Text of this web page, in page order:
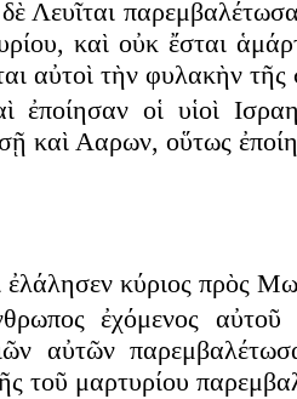
Λευῖται
καὶ οὐκ ἔσται
αὐτοὶ τὴν φυλακὴν
ἐποίησαν οἱ υἱοὶ
καὶ Ααρων, οὕτως
ἐλάλησεν κύριος πρὸς
ἐχόμενος
αὐτῶν
τοῦ μαρτυρίου